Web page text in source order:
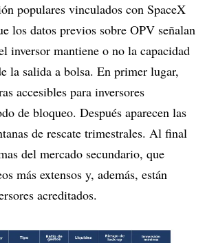
populares vinculados con SpaceX
los datos previos sobre OPV señalan
inversor mantiene o no la capacidad
la salida a bolsa. En primer lugar,
accesibles para inversores
de bloqueo. Después aparecen las
de rescate trimestrales. Al final
del mercado secundario, que
más extensos y, además, están
acreditados.